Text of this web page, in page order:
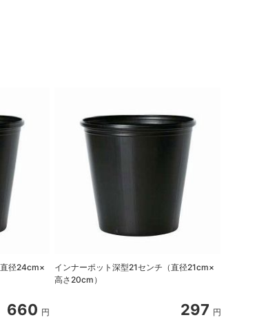
径24cm×
660 円
インナーポット深型21センチ（直径21cm×
高さ20cm）
297 円